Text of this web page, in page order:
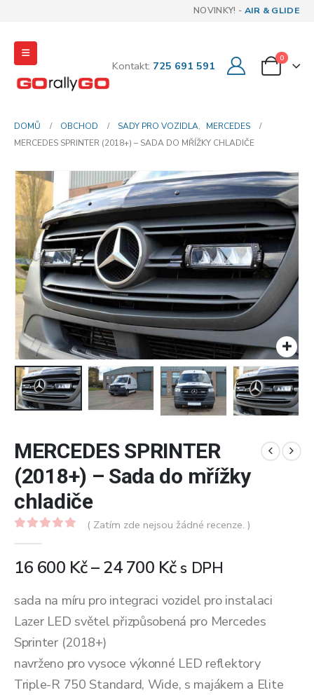
NOVINKY! - AIR & GLIDE
Kontakt: 725 691 591
0
DOMŮ OBCHOD SADY PRO VOZIDLA,
MERCEDES
MERCEDES SPRINTER (2018+) – SADA DO MŘÍŽKY CHLADIČE
MERCEDES SPRINTER
(2018+) – Sada do mřížky
chladiče
( Zatím zde nejsou žádné recenze. )
16 600 Kč–24 700 KčRozpětí
16
600 Kč
až
700 Kč
s DPH
sada na míru pro integraci vozidel pro instalaci
Lazer LED světel přizpůsobená pro Mercedes
Sprinter (2018+)
navrženo pro vysoce výkonné LED reflektory
Triple-R 750 Standard, Wide, s majákem a Elite